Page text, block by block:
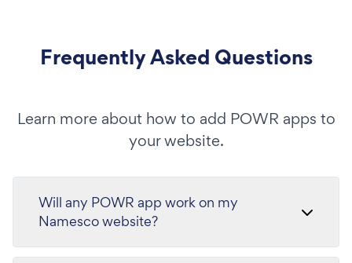
Frequently Asked Questions
Learn more about how to add POWR apps to
your website.
Will any POWR app work on my
Namesco website?